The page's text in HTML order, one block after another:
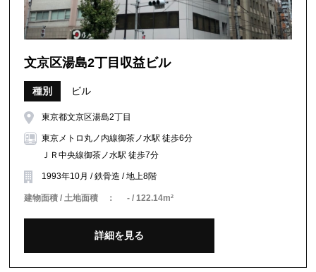
文京区湯島2丁目収益ビル
種別 ビル
東京都文京区湯島2丁目
東京メトロ丸ノ内線御茶ノ水駅 徒歩6分
ＪＲ中央線御茶ノ水駅 徒歩7分
1993年10月 / 鉄骨造 / 地上8階
建物面積 / 土地面積 ： - / 122.14m²
詳細を見る